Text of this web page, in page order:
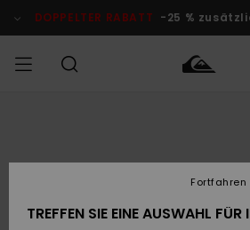
Produktinformation
DOPPELTER RABATT -25 %
Accessoires
Accessoires
FRAUEN
Brandneu
Kinder
Snow Shop
Kinder
KINDER
TREFFEN SIE EINE AUSWAHL FÜR